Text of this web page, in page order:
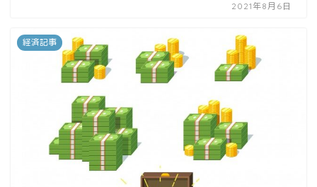
2021年8月6日
経済記事